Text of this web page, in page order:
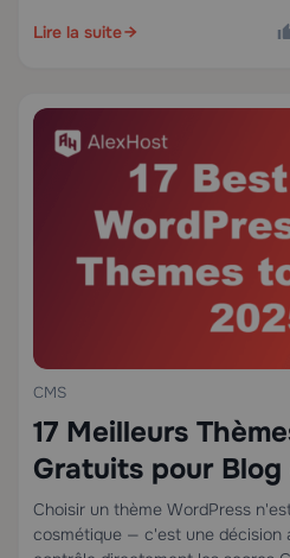
Elementor, vous pouvez
Lire la suite
CMS
17 Meilleurs
Gratuits pour
Analyse
Choisir un thème WordPress
cosmétique — c'est une décision